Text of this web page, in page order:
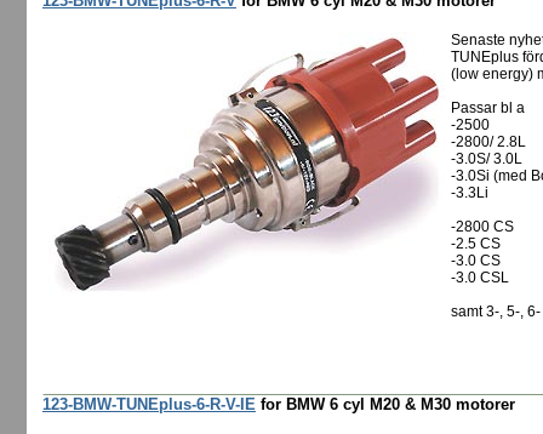
Senaste
TUNEplus
(low energy)
Passar bl a
-2500
-2800/ 2.8L
-3.0S/ 3.0L
-3.0Si (med
-3.3Li
-2800 CS
-2.5 CS
-3.0 CS
-3.0 CSL
samt 3-, 5-,
123-BMW-TUNEplus-6-R-V-IE for BMW 6 cyl M20 & M30 motorer